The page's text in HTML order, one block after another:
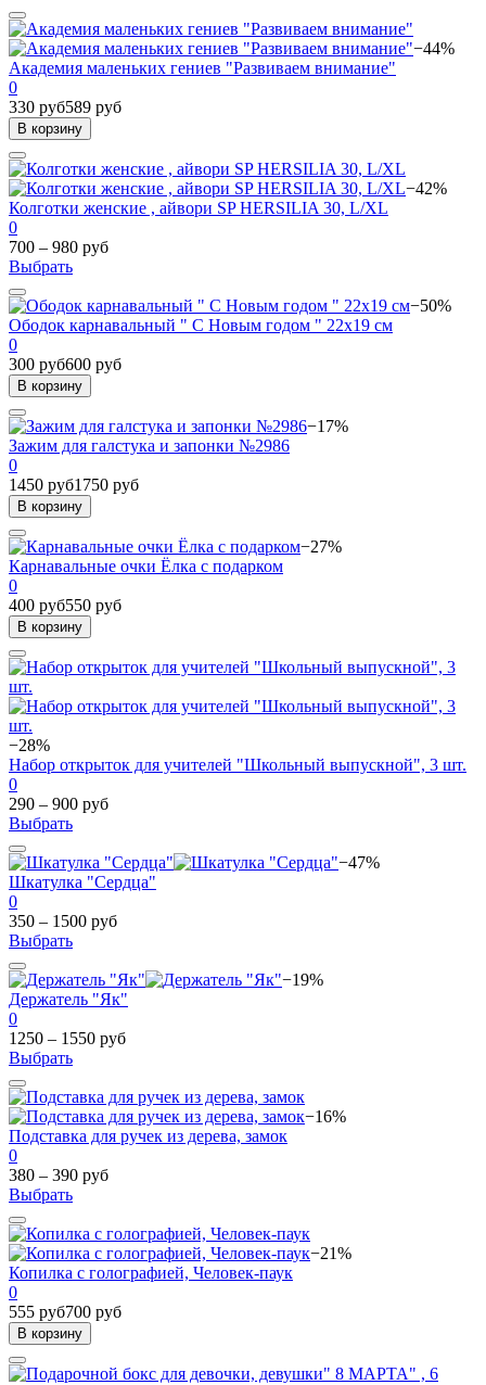
−44%
Академия маленьких гениев "Развиваем внимание"
0
330 руб589 руб
В корзину
−42%
Колготки женские , айвори SP HERSILIA 30, L/XL
0
700 – 980 руб
Выбрать
−50%
Ободок карнавальный " С Новым годом " 22х19 см
0
300 руб600 руб
В корзину
−17%
Зажим для галстука и запонки №2986
0
1450 руб1750 руб
В корзину
−27%
Карнавальные очки Ёлка с подарком
0
400 руб550 руб
В корзину
−28%
Набор открыток для учителей "Школьный выпускной", 3 шт.
0
290 – 900 руб
Выбрать
−47%
Шкатулка "Сердца"
0
350 – 1500 руб
Выбрать
−19%
Держатель "Як"
0
1250 – 1550 руб
Выбрать
−16%
Подставка для ручек из дерева, замок
0
380 – 390 руб
Выбрать
−21%
Копилка с голографией, Человек-паук
0
555 руб700 руб
В корзину